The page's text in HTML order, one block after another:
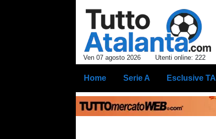
Ven 07 agosto 2026 Utenti online: 222
Home Serie A Esclusive TA